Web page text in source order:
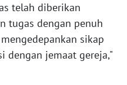
telah diberikan
tugas dengan penuh
sikap
dengan jemaat gereja,"